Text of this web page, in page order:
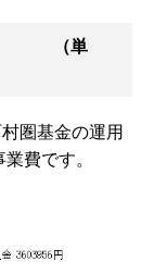
計 （単
圏基金の運用
費です。